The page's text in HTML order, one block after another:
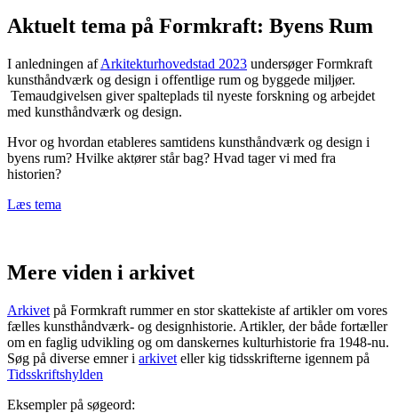
Aktuelt tema på Formkraft: Byens Rum
I anledningen afArkitekturhovedstad 2023 undersøger Formkraft
kunsthåndværk og design i offentlige rum og byggede miljøer.
Temaudgivelsen giver spalteplads til nyeste forskning og arbejdet
med kunsthåndværk og design.
Hvor og hvordan etableres samtidens kunsthåndværk og design i
byens rum? Hvilke aktører står bag? Hvad tager vi med fra
historien?
Læs tema
Mere viden i arkivet
Arkivet på Formkraft rummer en stor skattekiste af artikler om vores
fælles kunsthåndværk- og designhistorie. Artikler, der både fortæller
om en faglig udvikling og om danskernes kulturhistorie fra 1948-nu.
Søg på diverse emner i arkivet eller kig tidsskrifterne igennem på
Tidsskriftshylden
Eksempler på søgeord: